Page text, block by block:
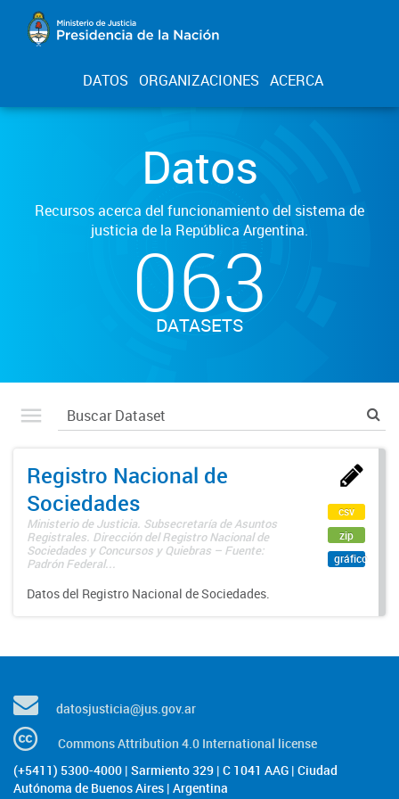
DATOS ORGANIZACIONES ACERCA
Datos
Recursos acerca del funcionamiento del sistema de
justicia de la República Argentina.
063
DATASETS
Registro Nacional de
Sociedades
Ministerio de Justicia. Subsecretaría de Asuntos
Registrales. Dirección del Registro Nacional de
Sociedades y Concursos y Quiebras – Fuente:
Padrón Federal...
Datos del Registro Nacional de Sociedades.
csv
zip
gráfico
datosjusticia@jus.gov.ar
Commons Attribution 4.0 International license
(+5411) 5300-4000 | Sarmiento 329 | C 1041 AAG | Ciudad
Autónoma de Buenos Aires | Argentina